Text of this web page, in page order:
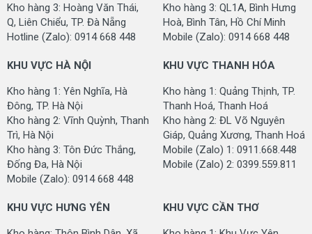
Kho hàng 3: Hoàng Văn Thái,
Q, Liên Chiểu, TP. Đà Nẵng
Hotline (Zalo): 0914 668 448
Kho hàng 3: QL1A, Bình Hưng
Hoà, Bình Tân, Hồ Chí Minh
Mobile (Zalo): 0914 668 448
KHU VỰC HÀ NỘI
Kho hàng 1: Yên Nghĩa, Hà
Đông, TP. Hà Nội
Kho hàng 2: Vĩnh Quỳnh, Thanh
Trì, Hà Nội
Kho hàng 3: Tôn Đức Thắng,
Đống Đa, Hà Nội
Mobile (Zalo): 0914 668 448
KHU VỰC THANH HÓA
Kho hàng 1: Quảng Thịnh, TP.
Thanh Hoá, Thanh Hoá
Kho hàng 2: ĐL Võ Nguyên
Giáp, Quảng Xương, Thanh Hoá
Mobile (Zalo) 1: 0911.668.448
Mobile (Zalo) 2: 0399.559.811
KHU VỰC HƯNG YÊN KHU VỰC CẦN THƠ